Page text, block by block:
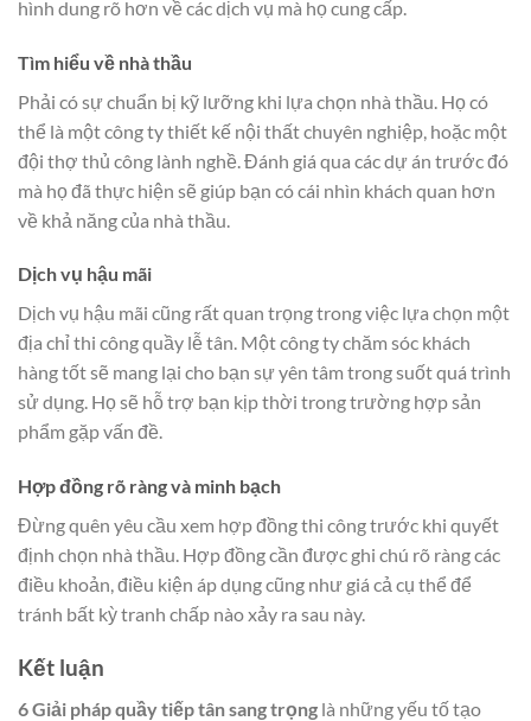
hình dung rõ hơn về các dịch vụ mà họ cung cấp.
Tìm hiểu về nhà thầu
Phải có sự chuẩn bị kỹ lưỡng khi lựa chọn nhà thầu. Họ có
thể là một công ty thiết kế nội thất chuyên nghiệp, hoặc một
đội thợ thủ công lành nghề. Đánh giá qua các dự án trước đó
mà họ đã thực hiện sẽ giúp bạn có cái nhìn khách quan hơn
về khả năng của nhà thầu.
Dịch vụ hậu mãi
Dịch vụ hậu mãi cũng rất quan trọng trong việc lựa chọn một
địa chỉ thi công quầy lễ tân. Một công ty chăm sóc khách
hàng tốt sẽ mang lại cho bạn sự yên tâm trong suốt quá trình
sử dụng. Họ sẽ hỗ trợ bạn kịp thời trong trường hợp sản
phẩm gặp vấn đề.
Hợp đồng rõ ràng và minh bạch
Đừng quên yêu cầu xem hợp đồng thi công trước khi quyết
định chọn nhà thầu. Hợp đồng cần được ghi chú rõ ràng các
điều khoản, điều kiện áp dụng cũng như giá cả cụ thể để
tránh bất kỳ tranh chấp nào xảy ra sau này.
Kết luận
6 Giải pháp quầy tiếp tân sang trọng là những yếu tố tạo